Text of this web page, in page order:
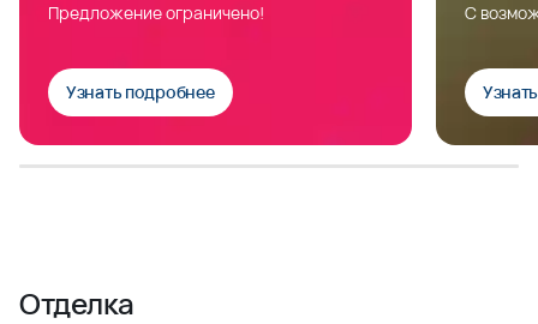
Предложение ограничено!
Узнать подробнее
С
Отделка